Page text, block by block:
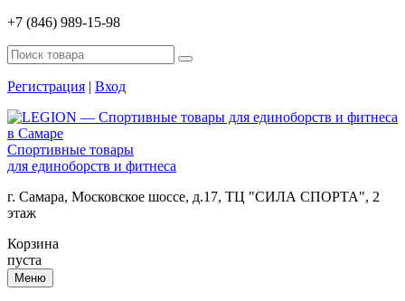
+7 (846) 989-15-98
Регистрация | Вход
Спортивные товары
для единоборств и фитнеса
г. Самара, Московское шоссе, д.17, ТЦ "СИЛА СПОРТА", 2
этаж
Корзина
пуста
Меню